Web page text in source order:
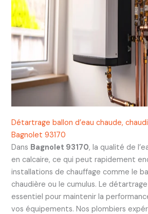
Détartrage ballon d’eau chaude,
Bagnolet 93170
Dans Bagnolet 93170, la qualité de
en calcaire, ce qui peut rapidement
installations de chauffage comme le
chaudière ou le cumulus. Le
essentiel pour maintenir la
vos équipements. Nos plombiers